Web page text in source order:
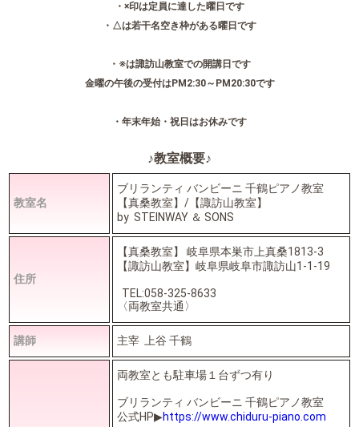
・×印は定員に達した曜日です
・△は若干名空き枠がある曜日です
・※は諏訪山教室での開講日です
金曜の午後の受付はPM2:30～PM20:30です
・年末年始・祝日はお休みです
♪教室概要♪
教室名
ブリランティ バンビーニ 千鶴ピアノ教室
【真桑教室】/【諏訪山教室】
by STEINWAY ＆ SONS
住所
【真桑教室】 岐阜県本巣市上真桑1813-3
【諏訪山教室】岐阜県岐阜市諏訪山1-1-19
TEL:058-325-8633
〈両教室共通〉
講師 主宰 上谷 千鶴
両教室とも駐車場１台ずつ有り
ブリランティ バンビーニ 千鶴ピアノ教室
公式HP▶︎https://www.chiduru-piano.com